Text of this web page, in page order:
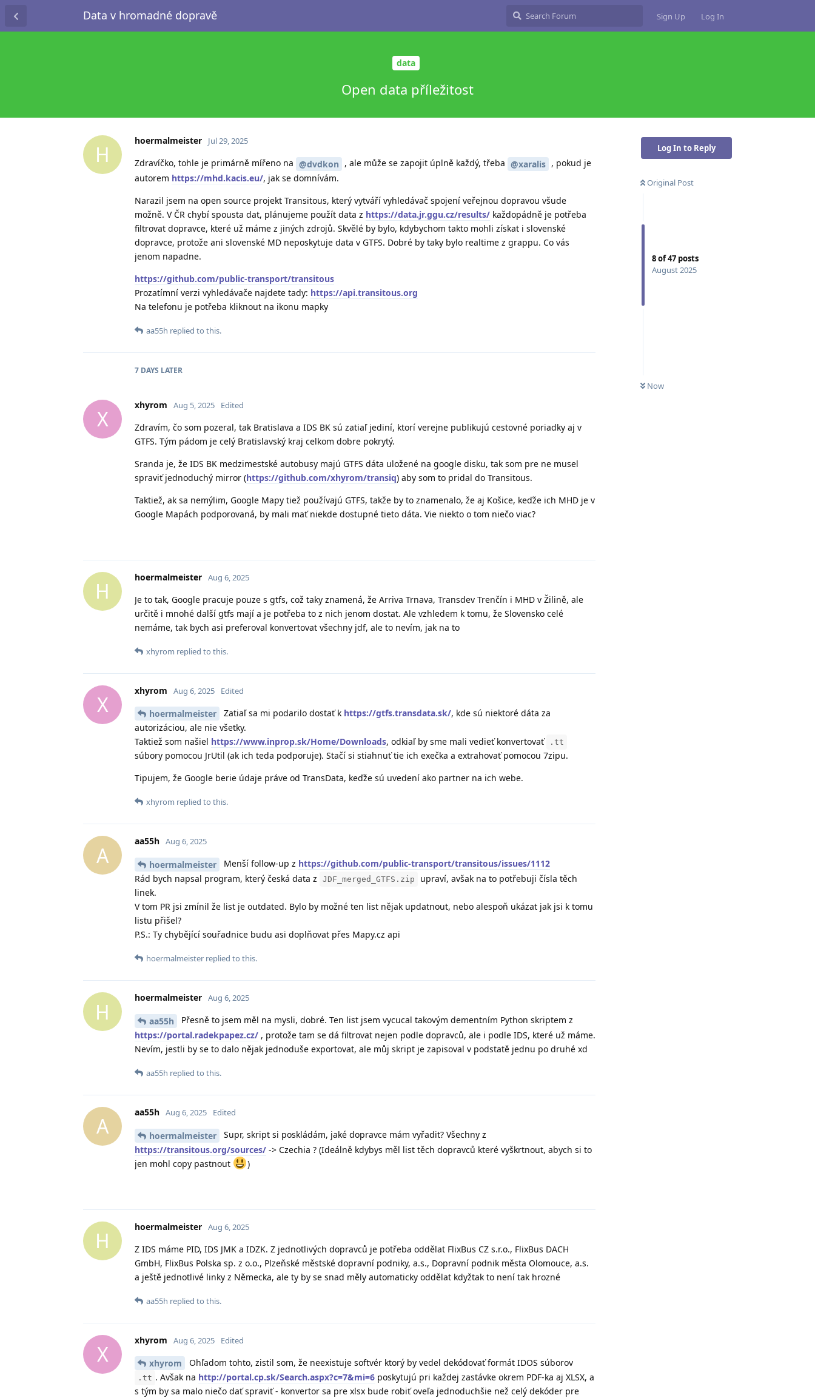
Data v hromadné dopravě Sign Up Log In
data
Open data příležitost
Log In to Reply
Original Post
8of47 posts
August 2025
Now
H
hoermalmeister Jul 29, 2025
Zdravíčko, tohle je primárně mířeno na @dvdkon , ale může se zapojit úplně každý, třeba @xaralis , pokud je
autorem https://mhd.kacis.eu/, jak se domnívám.
Narazil jsem na open source projekt Transitous, který vytváří vyhledávač spojení veřejnou dopravou všude
možně. V ČR chybí spousta dat, plánujeme použít data z https://data.jr.ggu.cz/results/ každopádně je potřeba
filtrovat dopravce, které už máme z jiných zdrojů. Skvělé by bylo, kdybychom takto mohli získat i slovenské
dopravce, protože ani slovenské MD neposkytuje data v GTFS. Dobré by taky bylo realtime z grappu. Co vás
jenom napadne.
https://github.com/public-transport/transitous
Prozatímní verzi vyhledávače najdete tady: https://api.transitous.org
Na telefonu je potřeba kliknout na ikonu mapky
aa55h replied to this.
7 DAYS LATER
X
xhyrom Aug 5, 2025 Edited
Zdravím, čo som pozeral, tak Bratislava a IDS BK sú zatiaľ jediní, ktorí verejne publikujú cestovné poriadky aj v
GTFS. Tým pádom je celý Bratislavský kraj celkom dobre pokrytý.
Sranda je, že IDS BK medzimestské autobusy majú GTFS dáta uložené na google disku, tak som pre ne musel
spraviť jednoduchý mirror (https://github.com/xhyrom/transiq) aby som to pridal do Transitous.
Taktiež, ak sa nemýlim, Google Mapy tiež používajú GTFS, takže by to znamenalo, že aj Košice, keďže ich MHD je v
Google Mapách podporovaná, by mali mať niekde dostupné tieto dáta. Vie niekto o tom niečo viac?
H
hoermalmeister Aug 6, 2025
Je to tak, Google pracuje pouze s gtfs, což taky znamená, že Arriva Trnava, Transdev Trenčín i MHD v Žilině, ale
určitě i mnohé další gtfs mají a je potřeba to z nich jenom dostat. Ale vzhledem k tomu, že Slovensko celé
nemáme, tak bych asi preferoval konvertovat všechny jdf, ale to nevím, jak na to
xhyrom replied to this.
X
xhyrom Aug 6, 2025 Edited
hoermalmeister Zatiaľ sa mi podarilo dostať k https://gtfs.transdata.sk/, kde sú niektoré dáta za
autorizáciou, ale nie všetky.
Taktiež som našiel https://www.inprop.sk/Home/Downloads, odkiaľ by sme mali vedieť konvertovať .tt
súbory pomocou JrUtil (ak ich teda podporuje). Stačí si stiahnuť tie ich exečka a extrahovať pomocou 7zipu.
Tipujem, že Google berie údaje práve od TransData, keďže sú uvedení ako partner na ich webe.
xhyrom replied to this.
A
aa55h Aug 6, 2025
hoermalmeister Menší follow-up z https://github.com/public-transport/transitous/issues/1112
Rád bych napsal program, který česká data z
JDF_merged_GTFS.zip
upraví, avšak na to potřebuji čísla těch
linek.
V tom PR jsi zmínil že list je outdated. Bylo by možné ten list nějak updatnout, nebo alespoň ukázat jak jsi k tomu
listu přišel?
P.S.: Ty chybějící souřadnice budu asi doplňovat přes Mapy.cz api
hoermalmeister replied to this.
H
hoermalmeister Aug 6, 2025
aa55h
Přesně to jsem měl na mysli, dobré. Ten list jsem vycucal takovým dementním Python skriptem z
https://portal.radekpapez.cz/ , protože tam se dá filtrovat nejen podle dopravců, ale i podle IDS, které už máme.
Nevím, jestli by se to dalo nějak jednoduše exportovat, ale můj skript je zapisoval v podstatě jednu po druhé xd
aa55h replied to this.
A
aa55h Aug 6, 2025 Edited
hoermalmeister
Supr, skript si poskládám, jaké dopravce mám vyřadit? Všechny z
https://transitous.org/sources/ -> Czechia ? (Ideálně kdybys měl list těch dopravců které vyškrtnout, abych si to
jen mohl copy pastnout
)
H
hoermalmeister Aug 6, 2025
Z IDS máme PID, IDS JMK a IDZK. Z jednotlivých dopravců je potřeba oddělat FlixBus CZ s.r.o., FlixBus DACH
GmbH, FlixBus Polska sp. z o.o., Plzeňské městské dopravní podniky, a.s., Dopravní podnik města Olomouce, a.s.
a ještě jednotlivé linky z Německa, ale ty by se snad měly automaticky oddělat kdyžtak to není tak hrozné
aa55h replied to this.
X
xhyrom Aug 6, 2025 Edited
xhyrom Ohľadom tohto, zistil som, že neexistuje softvér ktorý by vedel dekódovať formát IDOS súborov
.tt . Avšak na http://portal.cp.sk/Search.aspx?c=7&mi=6 poskytujú pri každej zastávke okrem PDF-ka aj XLSX, a
s tým by sa malo niečo dať spraviť - konvertor sa pre xlsx bude robiť oveľa jednoduchšie než celý dekóder pre